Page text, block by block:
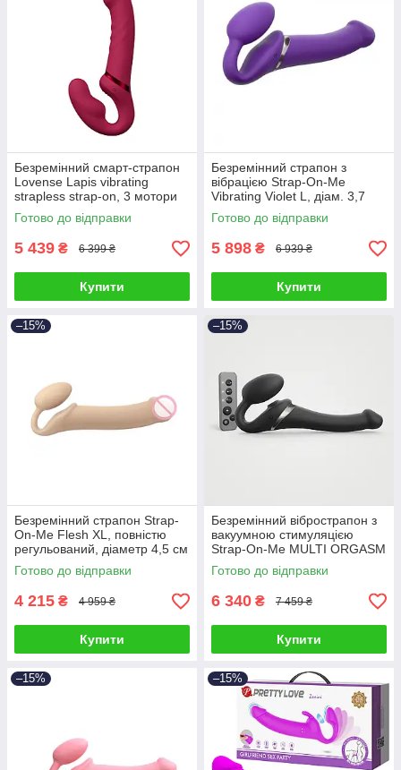
Безремінний смарт-страпон
Lovense Lapis vibrating
strapless strap-on, 3 мотори
Готово до відправки
5 439 ₴ 6 399 ₴
Купити
Безремінний страпон з
вібрацією Strap-On-Me
Vibrating Violet L, діам. 3,7
см, пульт ДК, регульований
Готово до відправки
5 898 ₴ 6 939 ₴
Купити
–15%
Безремінний страпон Strap-
On-Me Flesh XL, повністю
регульований, діаметр 4,5 см
Готово до відправки
4 215 ₴ 4 959 ₴
Купити
–15%
Безремінний вібрострапон з
вакуумною стимуляцією
Strap-On-Me MULTI ORGASM
Black S, регульований
Готово до відправки
6 340 ₴ 7 459 ₴
Купити
–15% –15%